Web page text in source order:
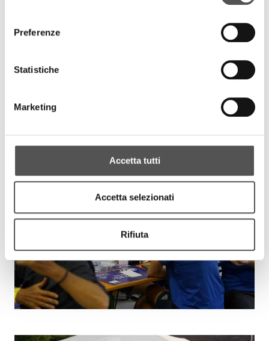
Preferenze
Statistiche
Marketing
Accetta tutti
Accetta selezionati
Rifiuta